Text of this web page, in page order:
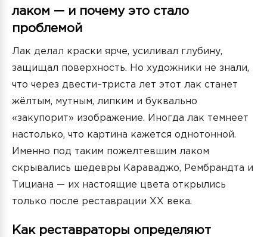
лаком — и почему это стало
проблемой
Лак делал краски ярче, усиливал глубину,
защищал поверхность. Но художники не знали,
что через двести–триста лет этот лак станет
жёлтым, мутным, липким и буквально
«закупорит» изображение. Иногда лак темнеет
настолько, что картина кажется однотонной.
Именно под таким пожелтевшим лаком
скрывались шедевры Караваджо, Рембрандта и
Тициана — их настоящие цвета открылись
только после реставрации XX века.
Как реставраторы определяют